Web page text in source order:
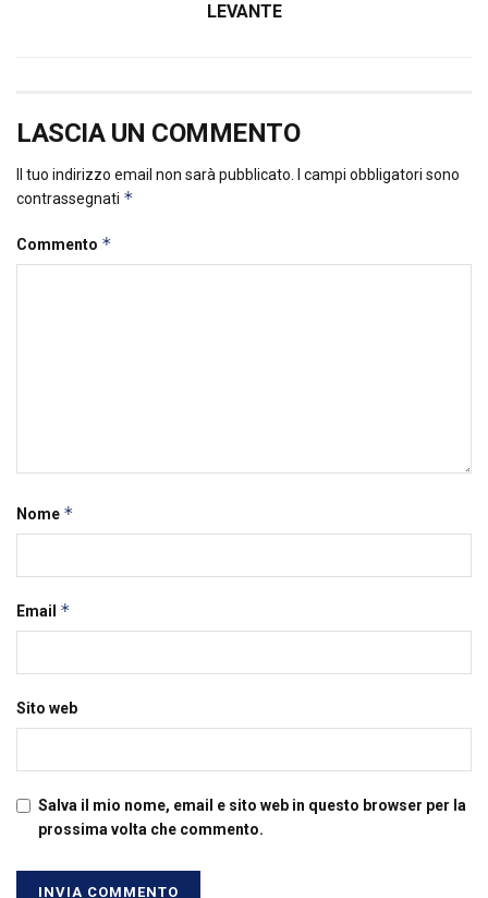
LEVANTE
LASCIA UN COMMENTO
Il tuo indirizzo email non sarà pubblicato.
I campi obbligatori sono
contrassegnati *
Commento *
Nome *
Email *
Sito web
Salva il mio nome, email e sito web in questo browser per la
prossima volta che commento.